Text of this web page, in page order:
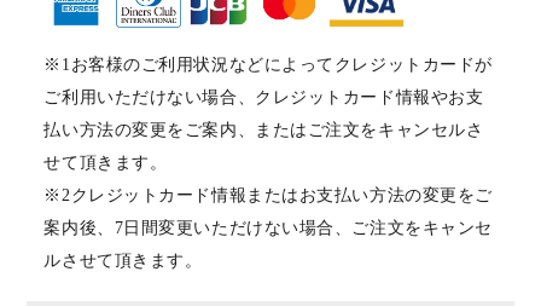
※1お客様のご利用状況などによってクレジットカードが
ご利用いただけない場合、クレジットカード情報やお支
払い方法の変更をご案内、またはご注文をキャンセルさ
せて頂きます。
※2クレジットカード情報またはお支払い方法の変更をご
案内後、7日間変更いただけない場合、ご注文をキャンセ
ルさせて頂きます。